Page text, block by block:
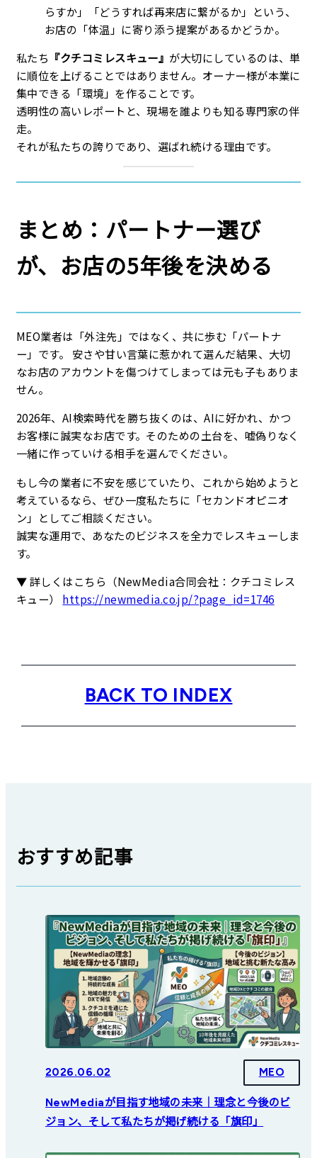
らすか」「どうすれば再来店に繋がるか」という、
お店の「体温」に寄り添う提案があるかどうか。
私たち 『クチコミレスキュー』 が大切にしているのは、単
に順位を上げることではありません。オーナー様が本業に
集中できる「環境」を作ることです。
透明性の高いレポートと、現場を誰よりも知る専門家の伴
走。
それが私たちの誇りであり、選ばれ続ける理由です。
まとめ：パートナー選び
が、お店の5年後を決める
MEO業者は「外注先」ではなく、共に歩む「パートナ
ー」です。 安さや甘い言葉に惹かれて選んだ結果、大切
なお店のアカウントを傷つけてしまっては元も子もありま
せん。
2026年、AI検索時代を勝ち抜くのは、AIに好かれ、かつ
お客様に誠実なお店です。そのための土台を、嘘偽りなく
一緒に作っていける相手を選んでください。
もし今の業者に不安を感じていたり、これから始めようと
考えているなら、ぜひ一度私たちに「セカンドオピニオ
ン」としてご相談ください。
誠実な運用で、あなたのビジネスを全力でレスキューしま
す。
▼ 詳しくはこちら（NewMedia合同会社：クチコミレス
キュー） https://newmedia.co.jp/?page_id=1746
BACK TO INDEX
おすすめ記事
2026.06.02 MEO
NewMediaが目指す地域の未来｜理念と今後のビ
ジョン、そして私たちが掲げ続ける「旗印」